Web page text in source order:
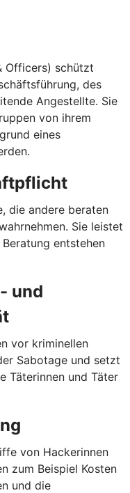
Officers) schützt
des
Angestellte. Sie
von ihrem
eines
die andere beraten
Sie leistet
entstehen
und
vor kriminellen
Sabotage und setzt
Täterinnen und Täter
von Hackerinnen
zum Beispiel Kosten
und die